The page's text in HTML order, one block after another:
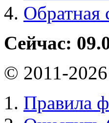
Обратная
Сейчас:
© 2011-2026
Правила